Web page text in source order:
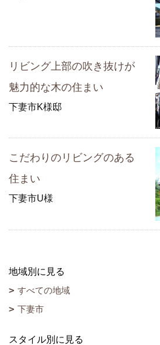
リビング上部の吹き抜けが
魅力的な木の住まい
下妻市K様邸
こだわりのリビングのある
住まい
下妻市U様
地域別に見る
すべての地域
下妻市
スタイル別に見る